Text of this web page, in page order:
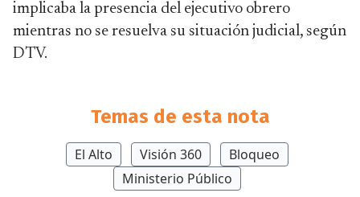
implicaba la presencia del ejecutivo obrero
mientras no se resuelva su situación judicial, según
DTV.
Temas de esta nota
El Alto Visión 360
Bloqueo
Ministerio Público